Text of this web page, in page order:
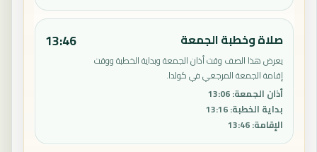
صلاة وخطبة الجمعة
يعرض هذا الصف وقت أذان الجمعة وبداية الخطبة ووقت
إقامة الجمعة المرجعي في كولدا.
أذان الجمعة:
13:06
بداية الخطبة:
13:16
الإقامة:
13:46
13:46